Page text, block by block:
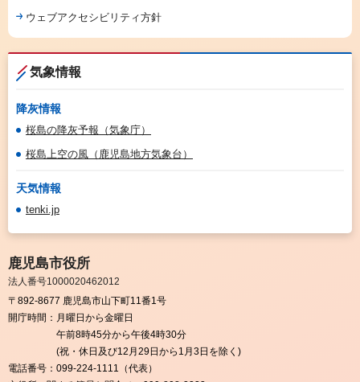
ウェブアクセシビリティ方針
気象情報
降灰情報
桜島の降灰予報（気象庁）
桜島上空の風（鹿児島地方気象台）
天気情報
tenki.jp
鹿児島市役所
法人番号1000020462012
〒892-8677 鹿児島市山下町11番1号
開庁時間： 月曜日から金曜日
午前8時45分から午後4時30分
(祝・休日及び12月29日から1月3日を除く)
電話番号： 099-224-1111（代表）